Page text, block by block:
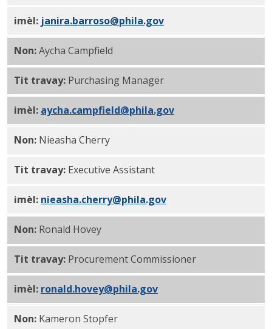
imèl: janira.barroso@phila.gov
Non:Aycha Campfield
Tit travay: Purchasing Manager
imèl: aycha.campfield@phila.gov
Non: Nieasha Cherry
Tit travay: Executive Assistant
imèl: nieasha.cherry@phila.gov
Non: Ronald Hovey
Tit travay: Procurement Commissioner
imèl: ronald.hovey@phila.gov
Non: Kameron Stopfer